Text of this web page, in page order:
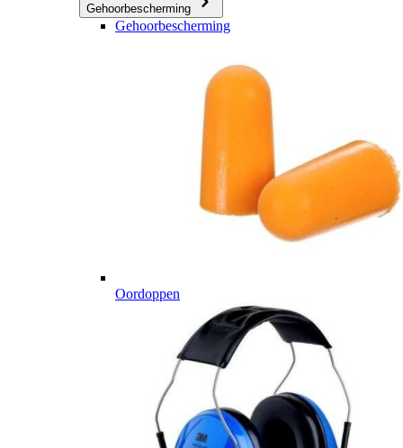
Gehoorbescherming
Gehoorbescherming
Oordoppen